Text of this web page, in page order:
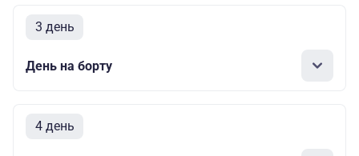
3 день
День на борту
4 день